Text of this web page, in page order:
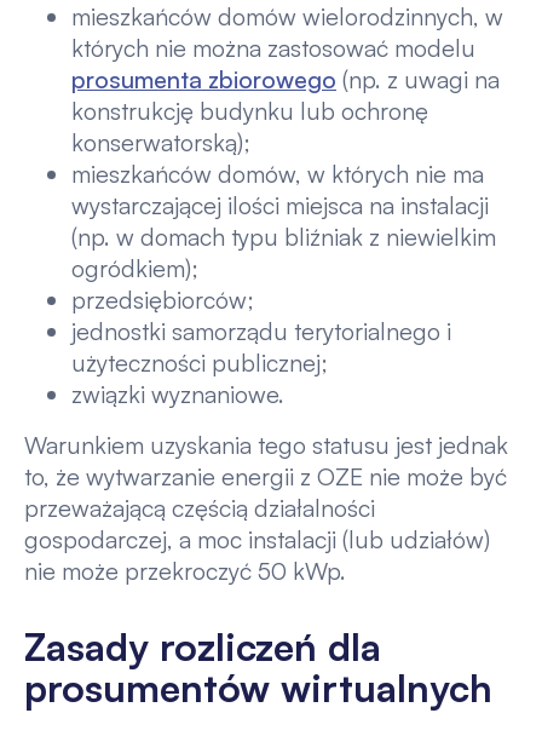
mieszkańców domów wielorodzinnych, w
których nie można zastosować modelu
prosumenta zbiorowego (np. z uwagi na
konstrukcję budynku lub ochronę
konserwatorską);
mieszkańców domów, w których nie ma
wystarczającej ilości miejsca na instalacji
(np. w domach typu bliźniak z niewielkim
ogródkiem);
przedsiębiorców;
jednostki samorządu terytorialnego i
użyteczności publicznej;
związki wyznaniowe.
Warunkiem uzyskania tego statusu jest jednak
to, że wytwarzanie energii z OZE nie może być
przeważającą częścią działalności
gospodarczej, a moc instalacji (lub udziałów)
nie może przekroczyć 50 kWp.
Zasady rozliczeń dla
prosumentów wirtualnych